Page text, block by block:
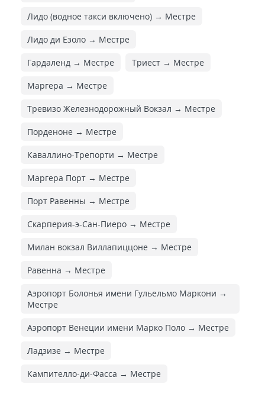
Лидо (водное такси включено) → Местре
Лидо ди Езоло → Местре
Гардаленд → Местре Триест → Местре
Маргера → Местре
Тревизо Железнодорожный Вокзал → Местре
Порденоне → Местре
Каваллино-Трепорти → Местре
Маргера Порт → Местре
Порт Равенны → Местре
Скарперия-э-Сан-Пиеро → Местре
Милан вокзал Виллапиццоне → Местре
Равенна → Местре
Аэропорт Болонья имени Гульельмо Маркони →
Местре
Аэропорт Венеции имени Марко Поло → Местре
Ладзизе → Местре
Кампителло-ди-Фасса → Местре